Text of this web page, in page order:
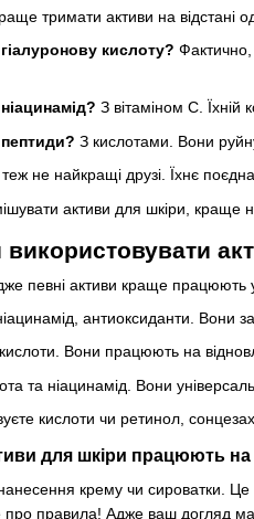
тримати активи на
кислоту? Фактично,
З вітаміном С. Їхній
З кислотами. Вони
теж не найкращі друзі. Їхнє
активи для шкіри, краще
певні активи краще працюють
антиоксиданти. Вони
Вони працюють на
та ніацинамід. Вони
кислоти чи ретинол,
для шкіри працюють на
крему чи сироватки. Це
про правила! Адже ваш догляд